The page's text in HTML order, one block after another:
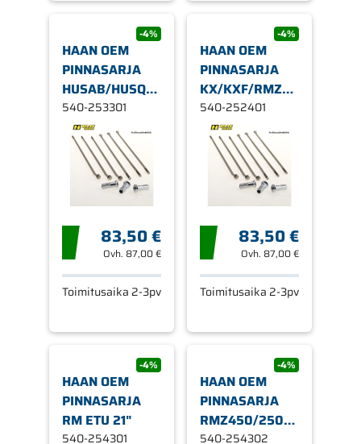
-4%
HAAN OEM
PINNASARJA
HUSAB/HUSQ/KTM
ETU 2
540-253301
83,50 €
Ovh. 87,00 €
Toimitusaika 2-3pv
-4%
HAAN OEM
PINNASARJA
KX/KXF/RMZ250
-06 TA
540-252401
83,50 €
Ovh. 87,00 €
Toimitusaika 2-3pv
-4%
HAAN OEM
PINNASARJA
RM ETU 21"
540-254301
-4%
HAAN OEM
PINNASARJA
RMZ450/250
07- ETU 2
540-254302